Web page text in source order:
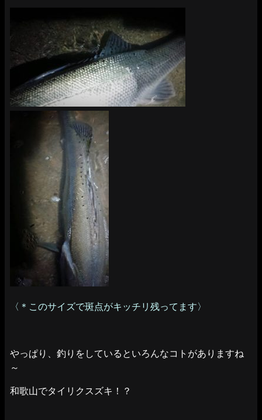
〈＊このサイズで斑点がキッチリ残ってます〉
やっぱり、釣りをしているといろんなコトがありますね
～
和歌山でタイリクスズキ！？